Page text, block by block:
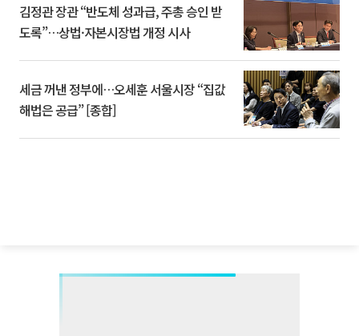
김정관 장관 “반도체 성과급, 주총 승인 받
도록”…상법·자본시장법 개정 시사
세금 꺼낸 정부에…오세훈 서울시장 “집값
해법은 공급” [종합]